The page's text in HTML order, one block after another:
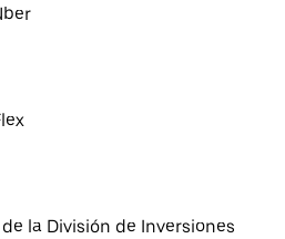
la División de Inversiones